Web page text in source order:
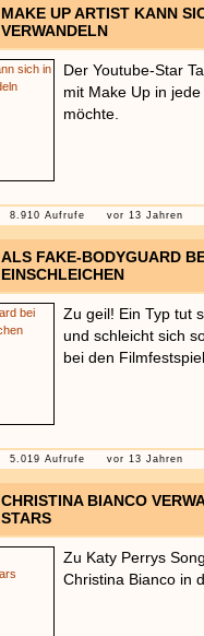
MAKE UP ARTIST KANN
VERWANDELN
Der Youtube-Star
mit Make Up in
möchte.
8.910 Aufrufe vor 13 Jahren
ALS FAKE-BODYGUARD
EINSCHLEICHEN
Zu geil! Ein Typ tut
und schleicht sich
bei den
5.019 Aufrufe vor 13 Jahren
CHRISTINA BIANCO
STARS
Zu Katy Perrys
Christina Bianco in